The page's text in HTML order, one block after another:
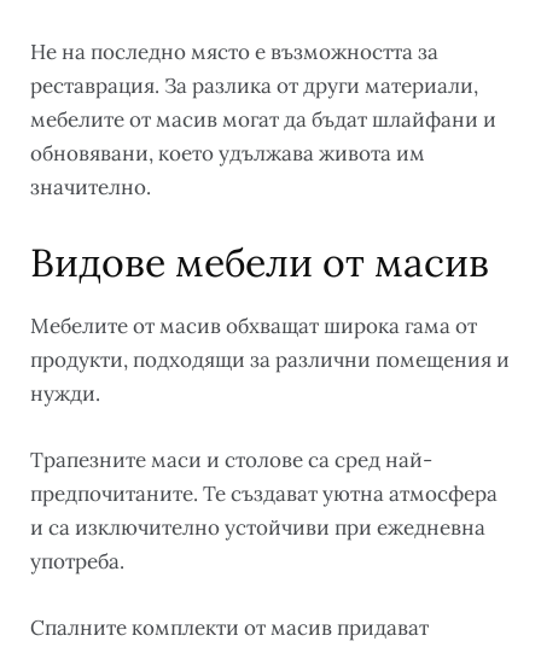
Не на последно място е възможността за
реставрация. За разлика от други материали,
мебелите от масив могат да бъдат шлайфани и
обновявани, което удължава живота им
значително.
Видове мебели от масив
Мебелите от масив обхващат широка гама от
продукти, подходящи за различни помещения и
нужди.
Трапезните маси и столове са сред най-
предпочитаните. Те създават уютна атмосфера
и са изключително устойчиви при ежедневна
употреба.
Спалните комплекти от масив придават